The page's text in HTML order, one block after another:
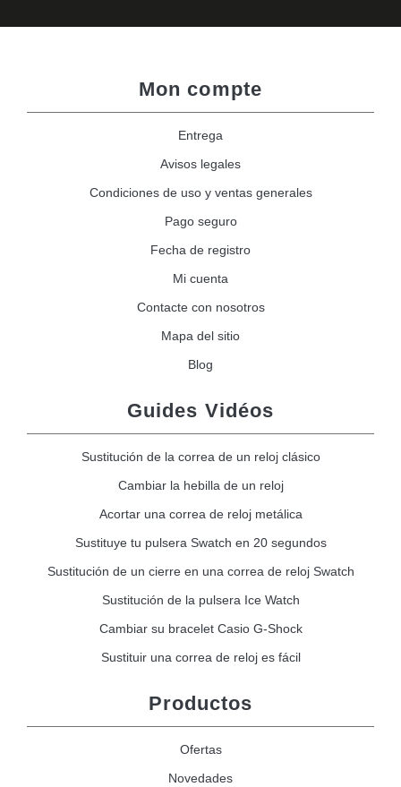
Mon compte
Entrega
Avisos legales
Condiciones de uso y ventas generales
Pago seguro
Fecha de registro
Mi cuenta
Contacte con nosotros
Mapa del sitio
Blog
Guides Vidéos
Sustitución de la correa de un reloj clásico
Cambiar la hebilla de un reloj
Acortar una correa de reloj metálica
Sustituye tu pulsera Swatch en 20 segundos
Sustitución de un cierre en una correa de reloj Swatch
Sustitución de la pulsera Ice Watch
Cambiar su bracelet Casio G-Shock
Sustituir una correa de reloj es fácil
Productos
Ofertas
Novedades